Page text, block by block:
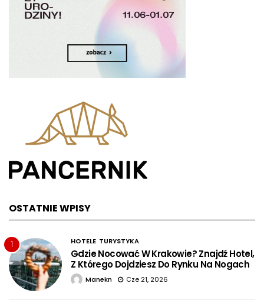
OSTATNIE WPISY
1 HOTELE TURYSTYKA
Gdzie Nocować W Krakowie? Znajdź Hotel,
Z Którego Dojdziesz Do Rynku Na Nogach
Manekn Cze 21, 2026